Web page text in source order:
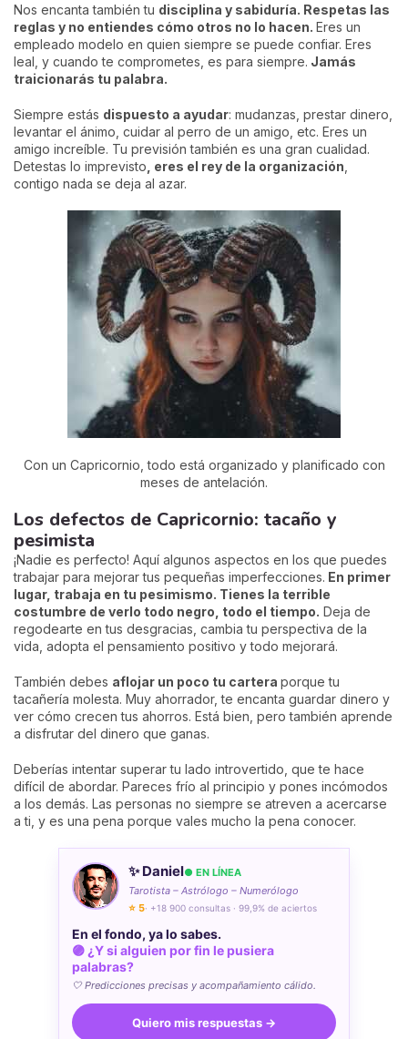
Nos encanta también tu disciplina y sabiduría. Respetas las
reglas y no entiendes cómo otros no lo hacen. Eres un
empleado modelo en quien siempre se puede confiar. Eres
leal, y cuando te comprometes, es para siempre. Jamás
traicionarás tu palabra.
Siempre estás dispuesto a ayudar: mudanzas, prestar dinero,
levantar el ánimo, cuidar al perro de un amigo, etc. Eres un
amigo increíble. Tu previsión también es una gran cualidad.
Detestas lo imprevisto , eres el rey de la organización
contigo nada se deja al azar.
Con un Capricornio, todo está organizado y planificado con
meses de antelación.
Los defectos de Capricornio: tacaño y
pesimista
¡Nadie es perfecto! Aquí algunos aspectos en los que puedes
trabajar para mejorar tus pequeñas imperfecciones. En primer
lugar, trabaja en tu pesimismo. Tienes la terrible
costumbre de verlo todo negro, todo el tiempo. Deja de
regodearte en tus desgracias, cambia tu perspectiva de la
vida, adopta el pensamiento positivo y todo mejorará.
También debes aflojar un poco tu cartera porque tu
tacañería molesta. Muy ahorrador, te encanta guardar dinero y
ver cómo crecen tus ahorros. Está bien, pero también aprende
a disfrutar del dinero que ganas.
Deberías intentar superar tu lado introvertido, que te hace
difícil de abordar. Pareces frío al principio y pones incómodos
a los demás. Las personas no siempre se atreven a acercarse
a ti, y es una pena porque vales mucho la pena conocer.
✨ Daniel● EN LÍNEA
Tarotista – Astrólogo – Numerólogo
⭐ 5· +18 900 consultas · 99,9% de aciertos
En el fondo, ya lo sabes.
🟣 ¿Y si alguien por fin le pusiera
palabras?
🤍 Predicciones precisas y acompañamiento cálido.
Quiero mis respuestas →